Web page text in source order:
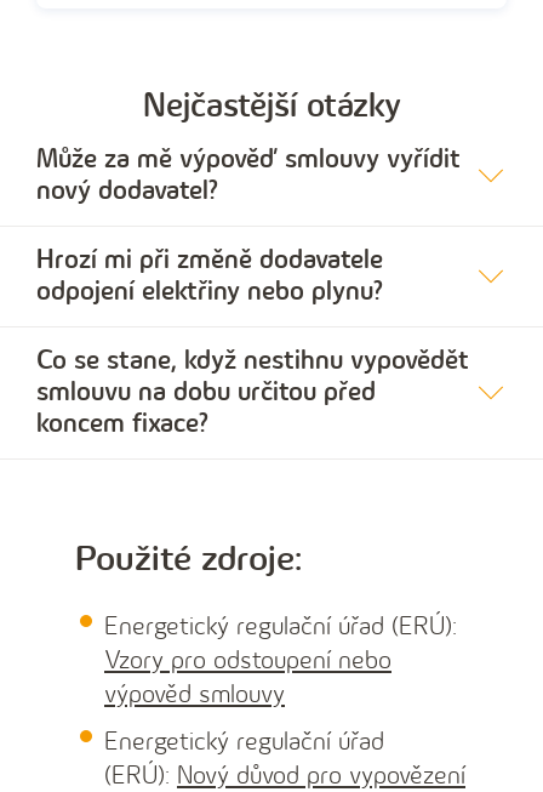
Nejčastější otázky
Může za mě výpověď smlouvy vyřídit
nový dodavatel?
Hrozí mi při změně dodavatele
odpojení elektřiny nebo plynu?
Co se stane, když nestihnu vypovědět
smlouvu na dobu určitou před
koncem fixace?
Použité zdroje:
Energetický regulační úřad (ERÚ):
Vzory pro odstoupení nebo
výpověd smlouvy
Energetický regulační úřad
(ERÚ): Nový důvod pro vypovězení